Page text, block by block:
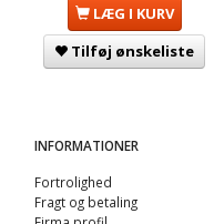
LÆG I KURV
Tilføj ønskeliste
INFORMATIONER
Fortrolighed
Fragt og betaling